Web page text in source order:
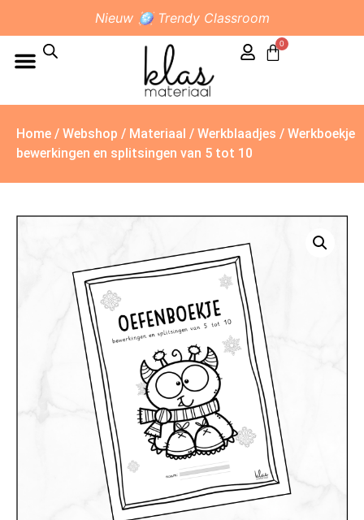
Nieuw 🪩 Trendy Classroom
0
Home / Webshop / Materiaal / Werkblaadjes / Werkboekje
bewerkingen en splitsingen van 5 tot 10